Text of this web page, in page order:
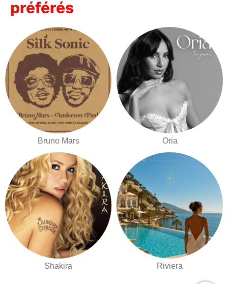
préférés
Bruno Mars Oria
Shakira Riviera